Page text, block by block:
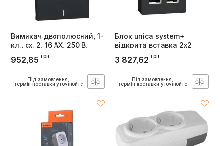
Вимикач двополюсний, 1-
кл., сх. 2, 16 AX, 250 В,
Unica New антрацит,
Schneider Electric
952,85 грн
Під замовлення,
термін поставки уточнюйте
Блок unica system+
відкрита вставка 2х2
антрац, Unica New,
Schneider Electric
3 827,62 грн
Під замовлення,
термін поставки уточнюйте